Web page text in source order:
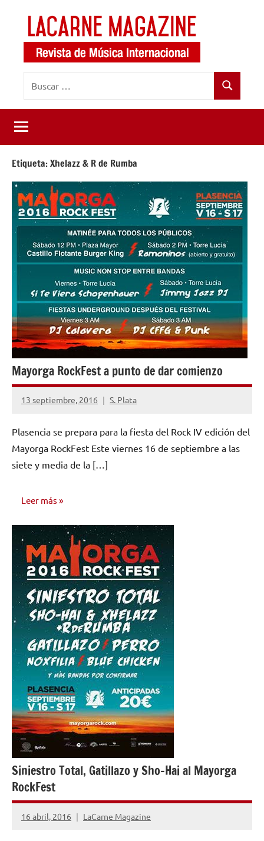
contenido
LaCarne
Magazine
de
música
internacional
Buscar
Etiqueta:Xhelazz & R de Rumba
Mayorga RockFest a punto de dar comienzo
13 septiembre, 2016 S. Plata
No
comentarios
Plasencia se prepara para la fiesta del Rock IV edición del
Mayorga RockFest Este viernes 16 de septiembre a las
siete y media de la […]
Leer más
NOTICIAS
Siniestro Total, Gatillazo y Sho-Hai al Mayorga
RockFest
16 abril, 2016 LaCarne Magazine
1